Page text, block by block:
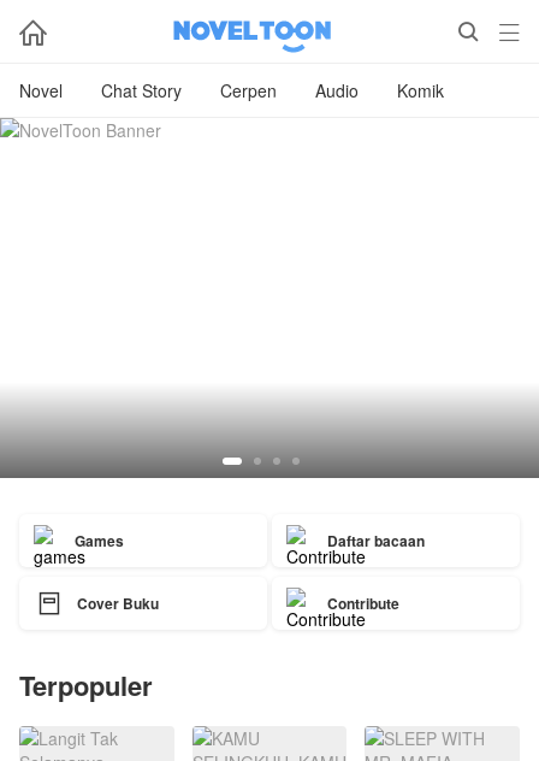
  
Novel Chat Story Cerpen Audio Komik
Games Daftar bacaan
 Cover Buku Contribute
Terpopuler